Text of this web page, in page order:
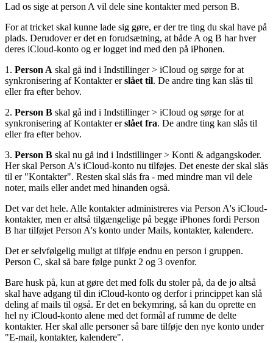
Lad os sige at person A vil dele sine kontakter med person B.
For at tricket skal kunne lade sig gøre, er der tre ting du skal have på
plads. Derudover er det en forudsætning, at både A og B har hver
deres iCloud-konto og er logget ind med den på iPhonen.
1. Person A skal gå ind i Indstillinger > iCloud og sørge for at
synkronisering af Kontakter erslået til. De andre ting kan slås til
eller fra efter behov.
2. Person B skal gå ind i Indstillinger > iCloud og sørge for at
synkronisering af Kontakter erslået fra. De andre ting kan slås til
eller fra efter behov.
3. Person B skal nu gå ind i Indstillinger > Konti & adgangskoder.
Her skal Person A's iCloud-konto nu tilføjes. Det eneste der skal slås
til er "Kontakter". Resten skal slås fra - med mindre man vil dele
noter, mails eller andet med hinanden også.
Det var det hele. Alle kontakter administreres via Person A's iCloud-
kontakter, men er altså tilgængelige på begge iPhones fordi Person
B har tilføjet Person A's konto under Mails, kontakter, kalendere.
Det er selvfølgelig muligt at tilføje endnu en person i gruppen.
Person C, skal så bare følge punkt 2 og 3 ovenfor.
Bare husk på, kun at gøre det med folk du stoler på, da de jo altså
skal have adgang til din iCloud-konto og derfor i princippet kan slå
deling af mails til også. Er det en bekymring, så kan du oprette en
hel ny iCloud-konto alene med det formål af rumme de delte
kontakter. Her skal alle personer så bare tilføje den nye konto under
"E-mail, kontakter, kalendere".